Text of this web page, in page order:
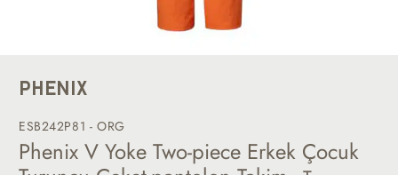
PHENIX
ESB242P81 - ORG
Phenix V Yoke Two-piece Erkek Çocuk